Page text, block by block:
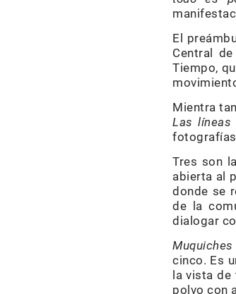
El
Central
Tiempo,
Mientra
Las líneas
Tres son
abierta al
donde se
de la
dialogar
Muquiches
cinco. Es
la vista
polvo con